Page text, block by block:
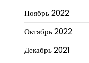
Ноябрь 2022
Октябрь 2022
Декабрь 2021